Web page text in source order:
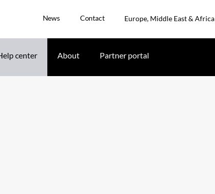
News Contact Europe, Middle East & Africa
center About Partner portal